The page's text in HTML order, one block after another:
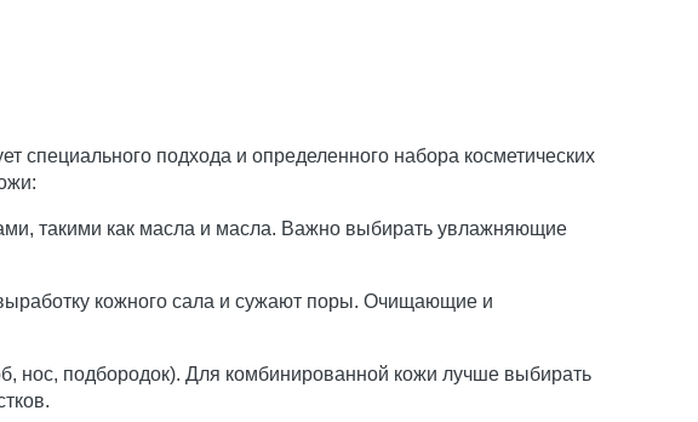
подхода и определенного набора косметических
такими как масла и масла. Важно выбирать увлажняющие
кожного сала и сужают поры. Очищающие и
нос, подбородок). Для комбинированной кожи лучше выбирать